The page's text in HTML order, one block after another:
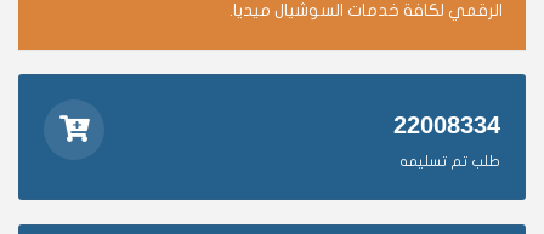
الرقمي لكافة خدمات السوشيال ميديا.
22008334
طلب تم تسليمه